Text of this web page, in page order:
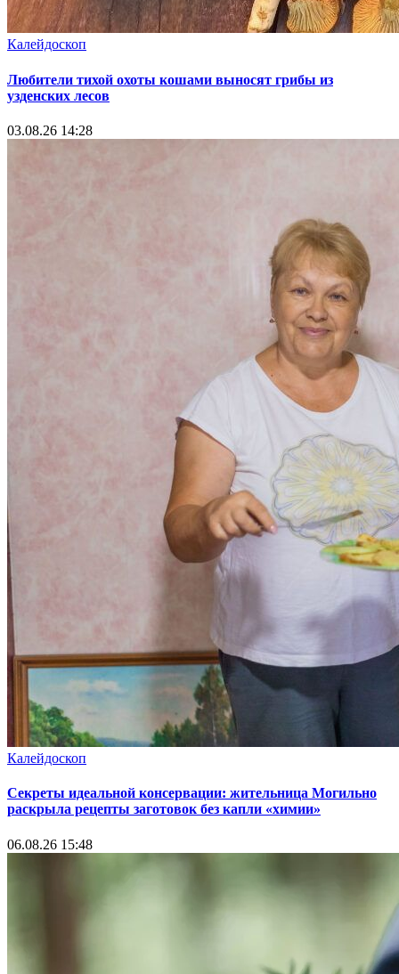
Калейдоскоп
Любители тихой охоты кошами выносят грибы из
узденских лесов
03.08.26 14:28
Калейдоскоп
Секреты идеальной консервации: жительница Могильно
раскрыла рецепты заготовок без капли «химии»
06.08.26 15:48